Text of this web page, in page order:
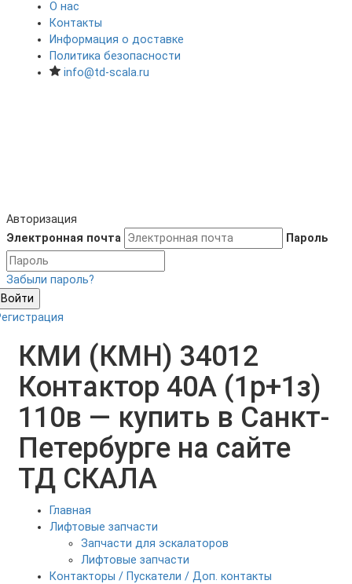
О нас
Контакты
Информация о доставке
Политика безопасности
info@td-scala.ru
Авторизация
Электронная почта
Пароль
Забыли пароль?
Войти
КМИ (КМН) 34012
Контактор 40А (1р+1з)
110в — купить в Санкт-
Петербурге на сайте
ТД СКАЛА
Главная
Лифтовые запчасти
Запчасти для эскалаторов
Лифтовые запчасти
Контакторы / Пускатели / Доп. контакты